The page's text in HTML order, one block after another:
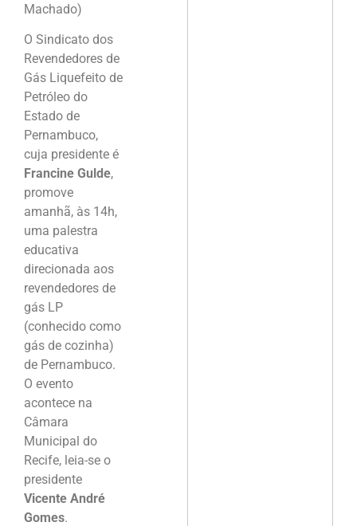
Machado)
O Sindicato dos
Revendedores de
Gás Liquefeito de
Petróleo do
Estado de
Pernambuco,
cuja presidente é
Francine Gulde,
promove
amanhã, às 14h,
uma palestra
educativa
direcionada aos
revendedores de
gás LP
(conhecido como
gás de cozinha)
de Pernambuco.
O evento
acontece na
Câmara
Municipal do
Recife, leia-se o
presidente
Vicente André
Gomes.